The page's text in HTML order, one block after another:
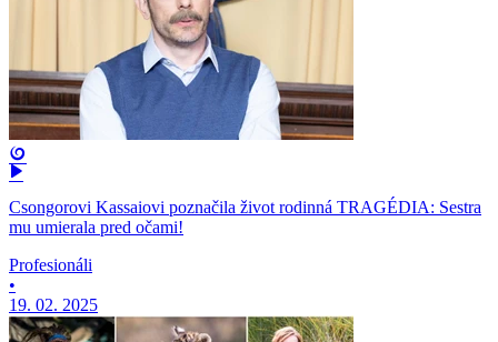
Csongorovi Kassaiovi poznačila život rodinná TRAGÉDIA: Sestra
mu umierala pred očami!
Profesionáli
•
19. 02. 2025